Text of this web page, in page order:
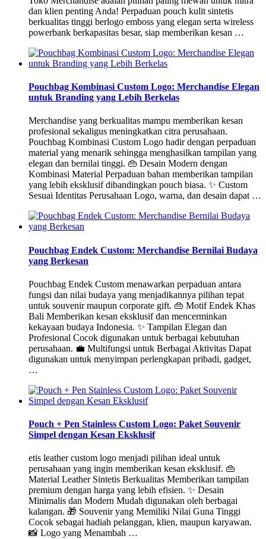
dan klien penting Anda! Perpaduan pouch kulit sintetis
berkualitas tinggi berlogo emboss yang elegan serta wireless
powerbank berkapasitas besar, siap memberikan kesan …
Pouchbag Kombinasi Custom Logo: Merchandise Elegan
untuk Branding yang Lebih Berkelas
Merchandise yang berkualitas mampu memberikan kesan
profesional sekaligus meningkatkan citra perusahaan.
Pouchbag Kombinasi Custom Logo hadir dengan perpaduan
material yang menarik sehingga menghasilkan tampilan yang
elegan dan bernilai tinggi. 👜 Desain Modern dengan
Kombinasi Material Perpaduan bahan memberikan tampilan
yang lebih eksklusif dibandingkan pouch biasa. ✨ Custom
Sesuai Identitas Perusahaan Logo, warna, dan desain dapat …
Pouchbag Endek Custom: Merchandise Bernilai Budaya
yang Berkesan
Pouchbag Endek Custom menawarkan perpaduan antara
fungsi dan nilai budaya yang menjadikannya pilihan tepat
untuk souvenir maupun corporate gift. 👜 Motif Endek Khas
Bali Memberikan kesan eksklusif dan mencerminkan
kekayaan budaya Indonesia. ✨ Tampilan Elegan dan
Profesional Cocok digunakan untuk berbagai kebutuhan
perusahaan. 💼 Multifungsi untuk Berbagai Aktivitas Dapat
digunakan untuk menyimpan perlengkapan pribadi, gadget,
…
Pouch + Pen Stainless Custom Logo: Paket Souvenir
Simpel dengan Kesan Eksklusif
etis leather custom logo menjadi pilihan ideal untuk
perusahaan yang ingin memberikan kesan eksklusif. 👜
Material Leather Sintetis Berkualitas Memberikan tampilan
premium dengan harga yang lebih efisien. ✨ Desain
Minimalis dan Modern Mudah digunakan oleh berbagai
kalangan. 🎁 Souvenir yang Memiliki Nilai Guna Tinggi
Cocok sebagai hadiah pelanggan, klien, maupun karyawan.
📸 Logo yang Menambah …